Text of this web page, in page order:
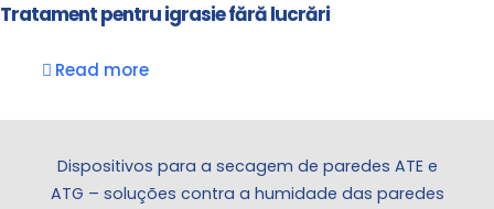
Tratament pentru igrasie fără lucrări
Read more
Dispositivos para a secagem de paredes ATE e
ATG – soluções contra a humidade das paredes